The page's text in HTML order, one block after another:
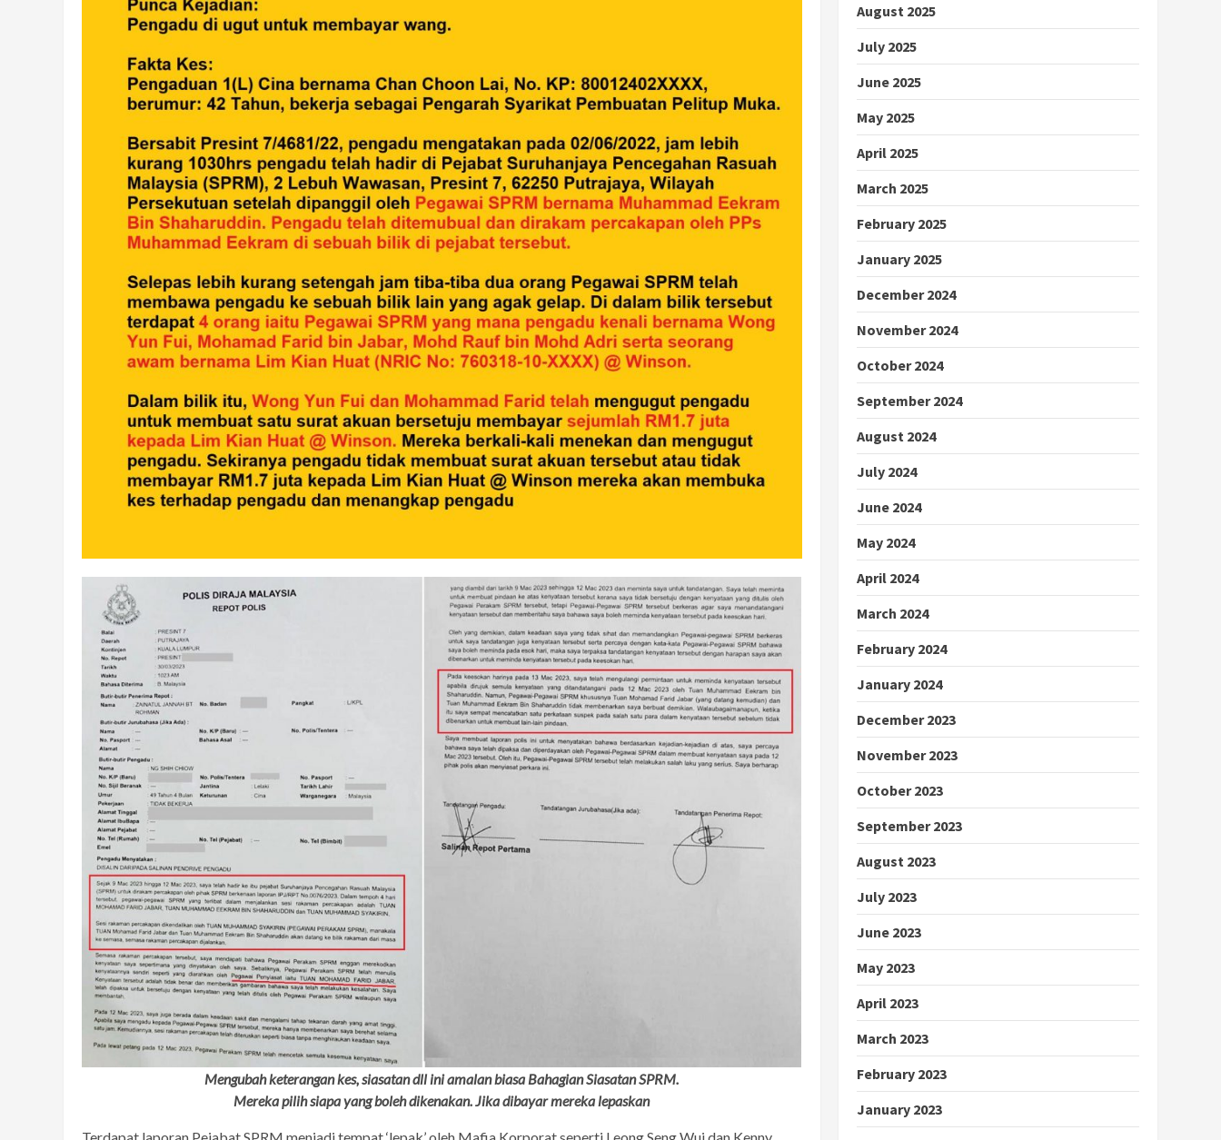
Mengubah keterangan kes, siasatan dll ini amalan biasa Bahagian Siasatan SPRM.
Mereka pilih siapa yang boleh dikenakan. Jika dibayar mereka lepaskan
Terdapat laporan Pejabat SPRM menjadi tempat ‘lepak’ oleh Mafia Korporat seperti Leong Seng Wui dan Kenny
August 2025
July 2025
June 2025
May 2025
April 2025
March 2025
February 2025
January 2025
December 2024
November 2024
October 2024
September 2024
August 2024
July 2024
June 2024
May 2024
April 2024
March 2024
February 2024
January 2024
December 2023
November 2023
October 2023
September 2023
August 2023
July 2023
June 2023
May 2023
April 2023
March 2023
February 2023
January 2023